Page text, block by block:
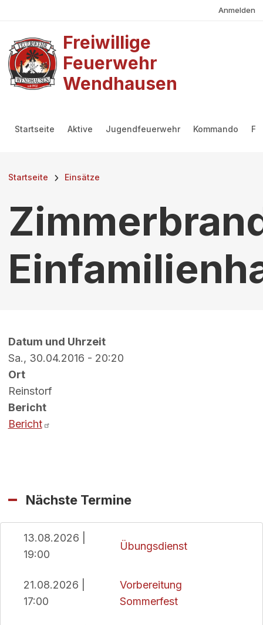
Anmelden
Freiwillige
Feuerwehr
Wendhausen
Startseite Aktive Jugendfeuerwehr Kommando
Pfadnavigation
Startseite Einsätze
Datum und Uhrzeit
Sa., 30.04.2016 - 20:20
Ort
Reinstorf
Bericht
Bericht
Nächste Termine
13.08.2026 |
19:00
Übungsdienst
21.08.2026 |
17:00
Vorbereitung
Sommerfest